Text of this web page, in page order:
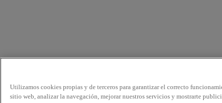
Utilizamos cookies propias y de terceros para garantizar el correcto
sitio web, analizar la navegación, mejorar nuestros servicios y mostrarte